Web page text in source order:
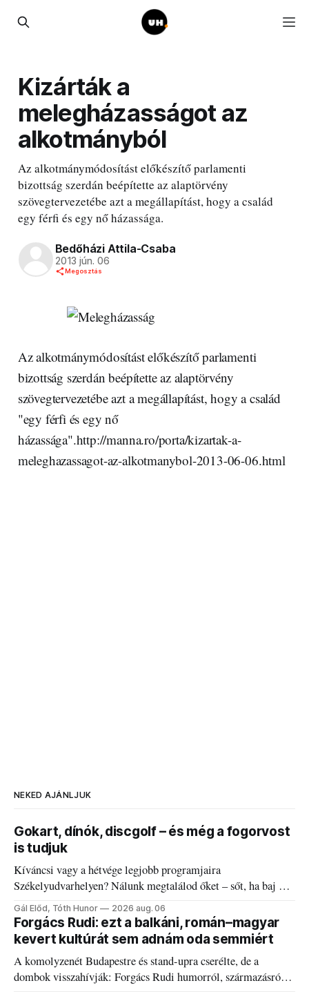
Kizárták a
melegházasságot az
alkotmányból
Az alkotmánymódosítást előkészítő parlamenti
bizottság szerdán beépítette az alaptörvény
szövegtervezetébe azt a megállapítást, hogy a család
egy férfi és egy nő házassága.
Bedőházi Attila-Csaba
2013 jún. 06
Megosztás
Az alkotmánymódosítást előkészítő parlamenti
bizottság szerdán beépítette az alaptörvény
szövegtervezetébe azt a megállapítást, hogy a család
"egy férfi és egy nő
házassága".http://manna.ro/porta/kizartak-a-
meleghazassagot-az-alkotmanybol-2013-06-06.html
NEKED AJÁNLJUK
Gokart, dínók, discgolf – és még a fogorvost
is tudjuk
Kíváncsi vagy a hétvége legjobb programjaira
Székelyudvarhelyen? Nálunk megtalálod őket – sőt, ha baj van
a fogaddal, a fogorvosi ügyeletet is!
Gál Előd, Tóth Hunor 2026 aug. 06
Forgács Rudi: ezt a balkáni, román–magyar
kevert kultúrát sem adnám oda semmiért
A komolyzenét Budapestre és stand-upra cserélte, de a
dombok visszahívják: Forgács Rudi humorról, származásról